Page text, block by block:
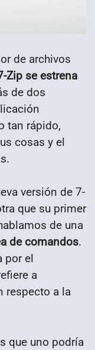
de archivos
Zip se estrena
de dos
tan rápido,
cosas y el
versión de 7-
que su primer
de una
de comandos.
por el
a
respecto a la
que uno podría